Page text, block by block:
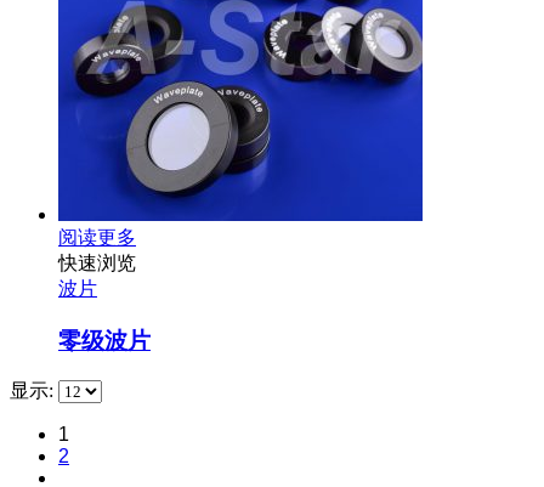
阅读更多
快速浏览
波片
零级波片
显示:
1
2